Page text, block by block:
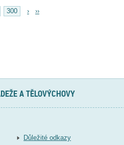
300 › ››
A TĚLOVÝCHOVY
Důležité odkazy